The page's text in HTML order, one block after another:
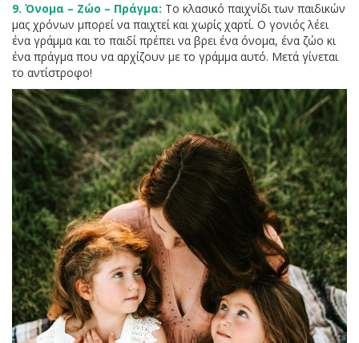
9. Όνομα – Ζώο – Πράγμα: Το κλασικό παιχνίδι των παιδικών
μας χρόνων μπορεί να παιχτεί και χωρίς χαρτί. Ο γονιός λέει
ένα γράμμα και το παιδί πρέπει να βρει ένα όνομα, ένα ζώο κι
ένα πράγμα που να αρχίζουν με το γράμμα αυτό. Μετά γίνεται
το αντίστροφο!